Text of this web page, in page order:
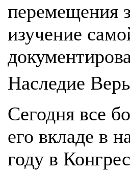
перемещения
изучение
Наследие
Сегодня все
его вкладе в
году в